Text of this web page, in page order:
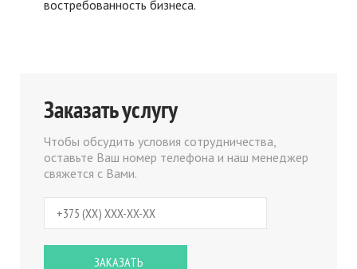
востребованность бизнеса.
Заказать услугу
Чтобы обсудить условия сотрудничества,
оставьте Ваш номер телефона и наш менеджер
свяжется с Вами.